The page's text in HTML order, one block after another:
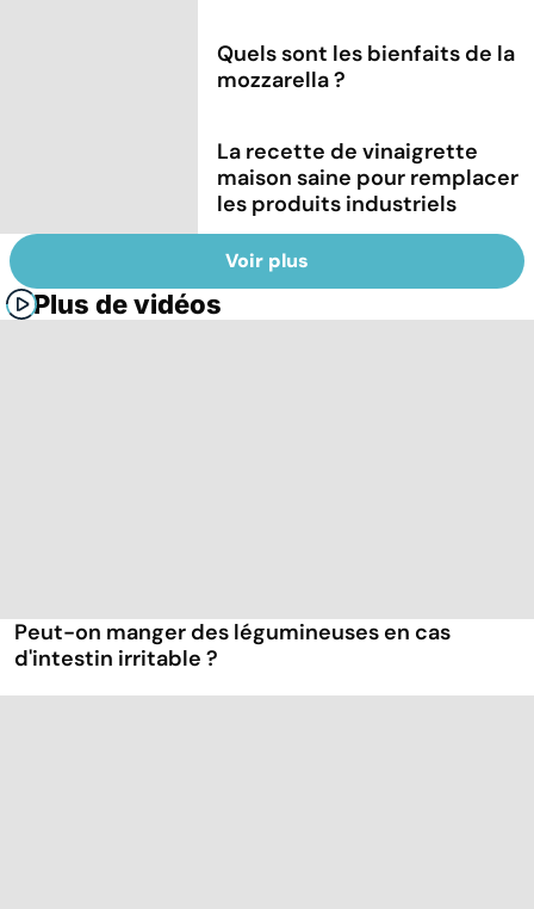
Quels sont les bienfaits de la
mozzarella ?
La recette de vinaigrette
maison saine pour remplacer
les produits industriels
Voir plus
Plus de vidéos
Peut-on manger des légumineuses en cas
d'intestin irritable ?